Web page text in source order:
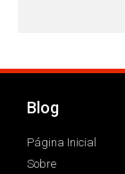
Blog
Página Inicial
Sobre